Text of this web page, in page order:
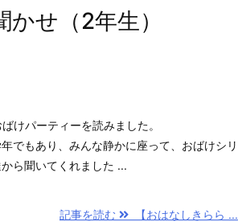
せ（2年生）
けパーティーを読みました。
でもあり、みんな静かに座って、おばけシリ
ら聞いてくれました ...
記事を読む 【おはなしきらら ...